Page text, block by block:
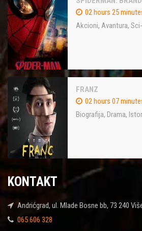
02 hours 25
Akcioni, Avantura,
FRANZ
02 hours 07
Biografija, Drama,
KONTAKT
Andrićgrad, ul. Mlade Bosne bb, 73 240
065 606 328